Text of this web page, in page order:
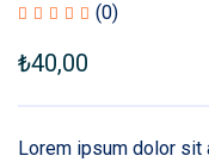
(0)
₺40,00
Lorem ipsum dolor